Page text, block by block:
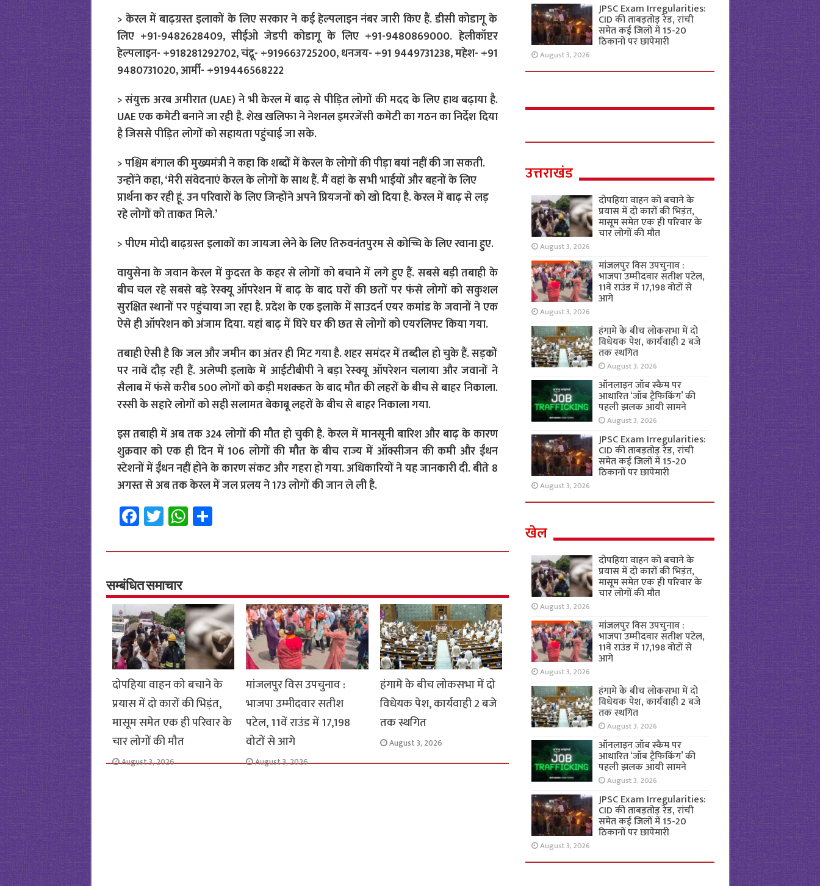
> केरल में बाढ़ग्रस्त इलाकों के लिए सरकार ने कई हेल्पलाइन नंबर जारी किए हैं. डीसी कोडागू के
लिए +91-9482628409, सीईओ जेडपी कोडागू के लिए +91-9480869000. हेलीकॉप्टर
हेल्पलाइन- +918281292702, चंद्रू- +919663725200, धनजय- +91 9449731238, महेश- +91
9480731020, आर्मी- +919446568222
> संयुक्त अरब अमीरात (UAE) ने भी केरल में बाढ़ से पीड़ित लोगों की मदद के लिए हाथ बढ़ाया है.
UAE एक कमेटी बनाने जा रही है. शेख खलिफा ने नेशनल इमरजेंसी कमेटी का गठन का निर्देश दिया
है जिससे पीड़ित लोगों को सहायता पहुंचाई जा सके.
> पश्चिम बंगाल की मुख्यमंत्री ने कहा कि शब्दों में केरल के लोगों की पीड़ा बयां नहीं की जा सकती.
उन्होंने कहा, ‘मेरी संवेदनाएं केरल के लोगों के साथ हैं. मैं वहां के सभी भाईयों और बहनों के लिए
प्रार्थना कर रही हूं. उन परिवारों के लिए जिन्होंने अपने प्रियजनों को खो दिया है. केरल में बाढ़ से लड़
रहे लोगों को ताकत मिले.’
> पीएम मोदी बाढ़ग्रस्त इलाकों का जायजा लेने के लिए तिरुवनंतपुरम से कोच्चि के लिए रवाना हुए.
वायुसेना के जवान केरल में कुदरत के कहर से लोगों को बचाने में लगे हुए हैं. सबसे बड़ी तबाही के
बीच चल रहे सबसे बड़े रेस्क्यू ऑपरेशन में बाढ़ के बाद घरों की छतों पर फंसे लोगों को सकुशल
सुरक्षित स्थानों पर पहुंचाया जा रहा है. प्रदेश के एक इलाके में साउदर्न एयर कमांड के जवानों ने एक
ऐसे ही ऑपरेशन को अंजाम दिया. यहां बाढ़ में घिरे घर की छत से लोगों को एयरलिफ्ट किया गया.
तबाही ऐसी है कि जल और जमीन का अंतर ही मिट गया है. शहर समंदर में तब्दील हो चुके हैं. सड़कों
पर नावें दौड़ रही हैं. अलेप्पी इलाके में आईटीबीपी ने बड़ा रेस्क्यू ऑपरेशन चलाया और जवानों ने
सैलाब में फंसे करीब 500 लोगों को कड़ी मशक्कत के बाद मौत की लहरों के बीच से बाहर निकाला.
रस्सी के सहारे लोगों को सही सलामत बेकाबू लहरों के बीच से बाहर निकाला गया.
इस तबाही में अब तक 324 लोगों की मौत हो चुकी है. केरल में मानसूनी बारिश और बाढ़ के कारण
शुक्रवार को एक ही दिन में 106 लोगों की मौत के बीच राज्य में ऑक्सीजन की कमी और ईंधन
स्टेशनों में ईंधन नहीं होने के कारण संकट और गहरा हो गया. अधिकारियों ने यह जानकारी दी. बीते 8
अगस्त से अब तक केरल में जल प्रलय ने 173 लोगों की जान ले ली है.
Fa
ce
b
o
o
k
T
wi
tt
er
W
h
at
p
p
S
h
ar
सम्बंधित समाचार
दोपहिया वाहन को बचाने के
प्रयास में दो कारों की भिड़ंत,
मासूम समेत एक ही परिवार के
चार लोगों की मौत
August 3, 2026
मांजलपुर विस उपचुनाव :
भाजपा उम्मीदवार सतीश
पटेल, 11वें राउंड में 17,198
वोटों से आगे
August 3, 2026
हंगामे के बीच लोकसभा में दो
विधेयक पेश, कार्यवाही 2 बजे
तक स्थगित
August 3, 2026
JPSC Exam Irregularities:
CID की ताबड़तोड़ रेड, रांची
समेत कई जिलों में 15-20
ठिकानों पर छापेमारी
August 3, 2026
उत्तराखंड
दोपहिया वाहन को बचाने के
प्रयास में दो कारों की भिड़ंत,
मासूम समेत एक ही परिवार के
चार लोगों की मौत
August 3, 2026
मांजलपुर विस उपचुनाव :
भाजपा उम्मीदवार सतीश पटेल,
11वें राउंड में 17,198 वोटों से
आगे
August 3, 2026
हंगामे के बीच लोकसभा में दो
विधेयक पेश, कार्यवाही 2 बजे
तक स्थगित
August 3, 2026
ऑनलाइन जॉब स्कैम पर
आधारित ‘जॉब ट्रैफिकिंग’ की
पहली झलक आयी सामने
August 3, 2026
JPSC Exam Irregularities:
CID की ताबड़तोड़ रेड, रांची
समेत कई जिलों में 15-20
ठिकानों पर छापेमारी
August 3, 2026
खेल
दोपहिया वाहन को बचाने के
प्रयास में दो कारों की भिड़ंत,
मासूम समेत एक ही परिवार के
चार लोगों की मौत
August 3, 2026
मांजलपुर विस उपचुनाव :
भाजपा उम्मीदवार सतीश पटेल,
11वें राउंड में 17,198 वोटों से
आगे
August 3, 2026
हंगामे के बीच लोकसभा में दो
विधेयक पेश, कार्यवाही 2 बजे
तक स्थगित
August 3, 2026
ऑनलाइन जॉब स्कैम पर
आधारित ‘जॉब ट्रैफिकिंग’ की
पहली झलक आयी सामने
August 3, 2026
JPSC Exam Irregularities:
CID की ताबड़तोड़ रेड, रांची
समेत कई जिलों में 15-20
ठिकानों पर छापेमारी
August 3, 2026